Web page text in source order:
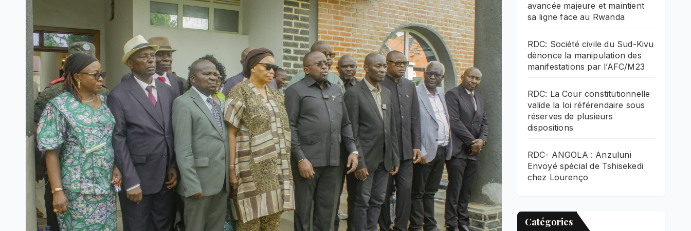
avancée majeure et maintient
sa ligne face au Rwanda
RDC: Société civile du Sud-Kivu
dénonce la manipulation des
manifestations par l’AFC/M23
RDC: La Cour constitutionnelle
valide la loi référendaire sous
réserves de plusieurs
dispositions
RDC- ANGOLA : Anzuluni
Envoyé spécial de Tshisekedi
chez Lourenço
Catégories